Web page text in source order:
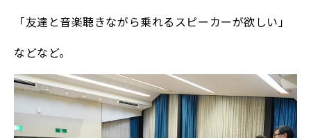
「友達と音楽聴きながら乗れるスピーカーが欲しい」
などなど。